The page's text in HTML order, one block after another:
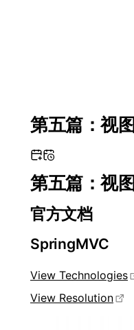
第五篇：视图
第五篇：视图
官方文档
SpringMVC
View Technologies
View Resolution